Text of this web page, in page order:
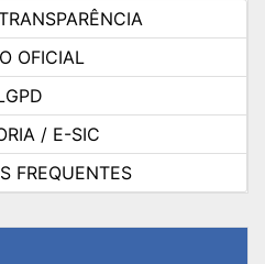
OFICIAL
/ E-SIC
FREQUENTES